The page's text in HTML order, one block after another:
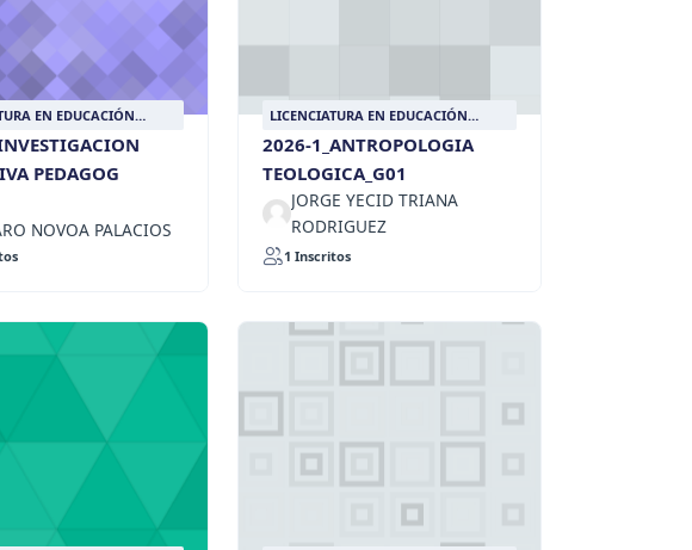
EN EDUCACIÓN
PEDAGOG
NOVOA PALACIOS
LICENCIATURA EN EDUCACIÓN
2026-1_ANTROPOLOGIA
TEOLOGICA_G01
JORGE YECID TRIANA
RODRIGUEZ
1 Inscritos